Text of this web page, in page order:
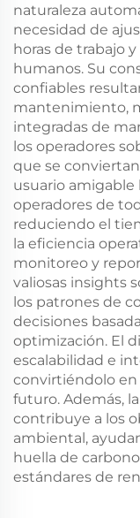
naturaleza
necesidad de
horas de trabajo
humanos. Su
confiables
mantenimiento,
integradas de
los operadores
que se
usuario amigable
operadores de
reduciendo el
la eficiencia
monitoreo y
valiosas insights
los patrones de
decisiones
optimización. El
escalabilidad e
convirtiéndolo en
futuro. Además,
contribuye a los
ambiental,
huella de
estándares de